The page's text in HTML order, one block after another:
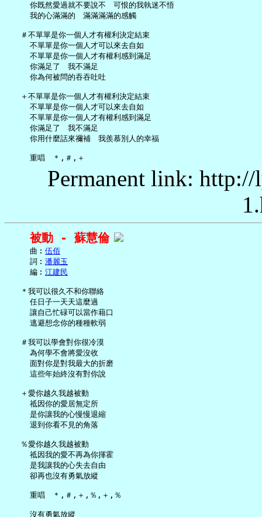
     你既然愛過就不要說不　可恨的我執迷不悟
     我的心滿滿的　滿滿滿滿的感觸
   ＃不單單是你一個人才有權利決定結束
     不單單是你一個人才可以來去自如
     不單單是你一個人才有權利感到滿足
     你滿足了　我不滿足
     你為何被問的吞吞吐吐
   ＋不單單是你一個人才有權利決定結束
     不單單是你一個人才可以來去自如
     不單單是你一個人才有權利感到滿足
     你滿足了　我不滿足
     你用什麼話來禰補　我羨慕別人的幸福
Permanent link:
被動 - 蘇慧倫
     曲︰
伍佰
     詞︰
潘麗玉
     編︰
江建民
   ＊我可以很久不和你聯絡
     任日子一天天這麼過
     讓自己忙碌可以當作藉口
     逃避想念你的種種軟弱
   ＃我可以學會對你很冷漠
     為何學不會將愛沒收
     面對你是對我最大的折磨
     這些年始終沒有對你說
   ＋愛你越久我越被動
     祗因你的愛居無定所
     是你讓我的心慢慢退縮
     退到你看不見的角落
   ％愛你越久我越被動
     祗因我的愛不再為你揮霍
     是我讓我的心失去自由
     卻再也沒有勇氣放縱
     重唱　＊,＃,＋,％,＋,％